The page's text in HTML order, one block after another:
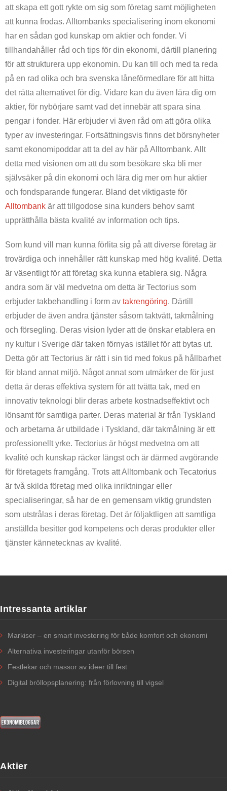
att skapa ett gott rykte om sig som företag samt möjligheten
att kunna frodas. Alltombanks specialisering inom ekonomi
har en sådan god kunskap om aktier och fonder. Vi
tillhandahåller råd och tips för din ekonomi, därtill planering
för att strukturera upp ekonomin. Du kan till och med ta reda
på en rad olika och bra svenska låneförmedlare för att hitta
det rätta alternativet för dig. Vidare kan du även lära dig om
aktier, för nybörjare samt vad det innebär att spara sina
pengar i fonder. Här erbjuder vi även råd om att göra olika
typer av investeringar. Fortsättningsvis finns det börsnyheter
samt ekonomipoddar att ta del av här på Alltombank. Allt
detta med visionen om att du som besökare ska bli mer
självsäker på din ekonomi och lära dig mer om hur aktier
och fondsparande fungerar. Bland det viktigaste för
Alltombank är att tillgodose sina kunders behov samt
upprätthålla bästa kvalité av information och tips.
Som kund vill man kunna förlita sig på att diverse företag är
trovärdiga och innehåller rätt kunskap med hög kvalité. Detta
är väsentligt för att företag ska kunna etablera sig. Några
andra som är väl medvetna om detta är Tectorius som
erbjuder takbehandling i form av takrengöring. Därtill
erbjuder de även andra tjänster såsom taktvätt, takmålning
och försegling. Deras vision lyder att de önskar etablera en
ny kultur i Sverige där taken förnyas istället för att bytas ut.
Detta gör att Tectorius är rätt i sin tid med fokus på hållbarhet
för bland annat miljö. Något annat som utmärker de för just
detta är deras effektiva system för att tvätta tak, med en
innovativ teknologi blir deras arbete kostnadseffektivt och
lönsamt för samtliga parter. Deras material är från Tyskland
och arbetarna är utbildade i Tyskland, där takmålning är ett
professionellt yrke. Tectorius är högst medvetna om att
kvalité och kunskap räcker längst och är därmed avgörande
för företagets framgång. Trots att Alltombank och Tecatorius
är två skilda företag med olika inriktningar eller
specialiseringar, så har de en gemensam viktig grundsten
som utstrålas i deras företag. Det är följaktligen att samtliga
anställda besitter god kompetens och deras produkter eller
tjänster kännetecknas av kvalité.
Intressanta artiklar
Markiser – en smart investering för både komfort och ekonomi
Alternativa investeringar utanför börsen
Festlekar och massor av ideer till fest
Digital bröllopsplanering: från förlovning till vigsel
Aktier